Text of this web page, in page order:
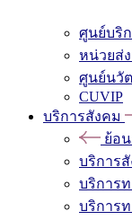
ศูนย์บริ
หน่วยส่
ศูนย์นวัต
CUVIP
บริการสังคม
ย้อ
บริการ
บริการ
บริการ